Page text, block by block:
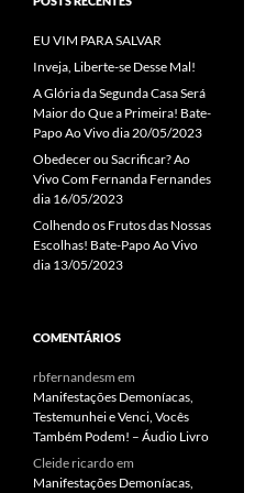
EU VIM PARA SALVAR
Inveja, Liberte-se Desse Mal!
A Glória da Segunda Casa Será
Maior do Que a Primeira! Bate-
Papo Ao Vivo dia 20/05/2023
Obedecer ou Sacrificar? Ao
Vivo Com Fernanda Fernandes
dia 16/05/2023
Colhendo os Frutos das Nossas
Escolhas! Bate-Papo Ao Vivo
dia 13/05/2023
COMENTÁRIOS
rbfernandesm em
Manifestações Demoníacas,
Testemunhei e Venci, Vocês
Também Podem! – Áudio Livro
Cleide ricardoem
Manifestações Demoníacas,